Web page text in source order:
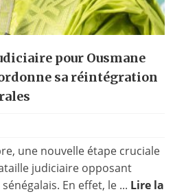
pour Ousmane
sa réintégration
une nouvelle étape cruciale
judiciaire opposant
En effet, le ... Lire la